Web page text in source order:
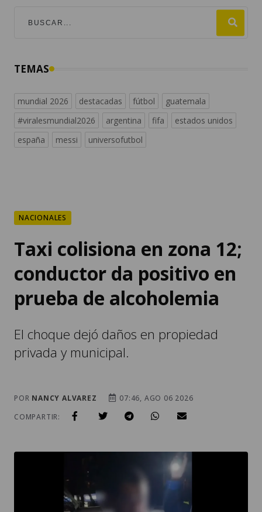
TEMAS
mundial 2026 destacadas fútbol
guatemala
#viralesmundial2026
argentina fifa
estados unidos
españa
messi universofutbol
NACIONALES
Taxi colisiona en zona 12;
conductor da positivo en
prueba de alcoholemia
El choque dejó daños en propiedad
privada y municipal.
POR NANCY ALVAREZ
07:46, AGO 06 2026
COMPARTIR: